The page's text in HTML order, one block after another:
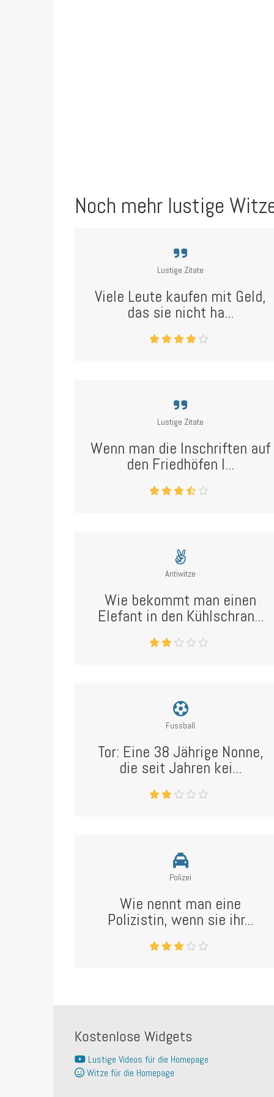
Noch mehr lustige
Lustige Zitate
Viele Leute kaufen mit Geld,
das sie nicht ha...
Lustige Zitate
Wenn man die Inschriften auf
den Friedhöfen l...
Antiwitze
Wie bekommt man einen
Elefant in den Kühlschran...
Fussball
Tor: Eine 38 Jährige Nonne,
die seit Jahren kei...
Polizei
Wie nennt man eine
Polizistin, wenn sie ihr...
Kostenlose Widgets
Lustige Videos für die Homepage
Witze für die Homepage